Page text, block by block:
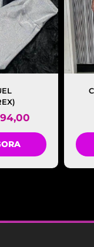
94,00